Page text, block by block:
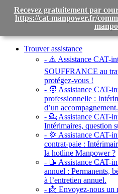
Toggle
navigationTrouver assistance
- ⚠️ Assistance CAT-
SOUFFRANCE au
protégez-vous !
- 🧑 Assistance CAT-
professionnelle :
d’un accompagnement.
- 💁 Assistance CAT-
Intérimaires, question
- 💢 Assistance CAT-
contrat-paie :
la hotline Manpower ?
- 📝 Assistance CAT-
annuel : Permanents,
à l’entretien annuel.
- 📩 Envoyez-nous un
Recevez gratuitement par
https://cat-manpower.fr/